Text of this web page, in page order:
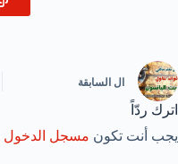
ال السابقة
اترك ردّاً
يجب أنت تكون مسجل الدخول